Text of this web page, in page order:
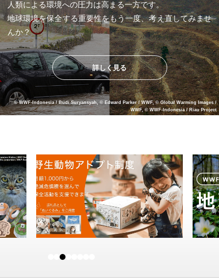
人類による環境への圧力は高まる一方です。
地球環境を保全する重要性をもう一度、考え直してみませ
んか？
詳しく見る
© WWF-Indonesia / Budi Suryansyah, © Edward Parker / WWF, © Global Warming Images /
WWF, © WWF-Indonesia / Riau Project